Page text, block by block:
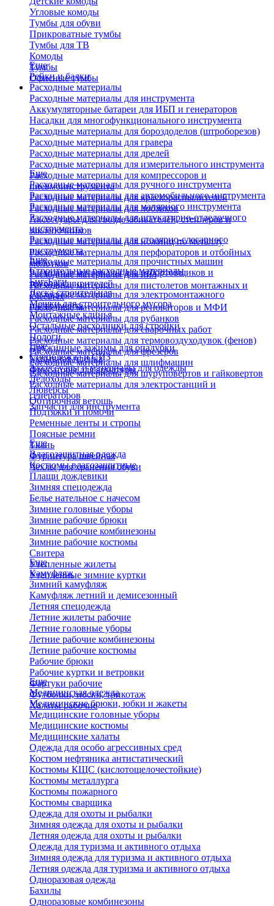
Угловые комоды
Тумбы для обуви
Прикроватные тумбы
Тумбы для ТВ
Комоды
Тумбы
Офисные тумбы
Еще
Рейки и балки
Расходные материалы
Расходные материалы для инструмента
Аккумуляторные батареи для ИБП и генераторов
Насадки для многофункционального инструмента
Расходные материалы для бороздоделов (штроборезов)
Расходные материалы для гравера
Расходные материалы для дрелей
Расходные материалы для измерительного инструмента
Расходные материалы для компрессоров и
пневмоинструмента
Расходные материалы для краскораспылителей
Расходные материалы для лобзиков
Аксессуары для гвоздезабивателей, степлеров и
заклепочников
Расходные материалы для ножниц по металлу
Расходные материалы для перфораторов и отбойных
молотков
Расходные материалы для пил
Расходные материалы для пистолетов монтажных и
клеевых
Расходные материалы для реноваторов и МФИ
Расходные материалы для рубанков
Расходные материалы для сварочных работ
Расходные материалы для термовоздуходувок (фенов)
Расходные материалы для фрезеров
Расходные материалы для шлифмашин
Расходные материалы для шуруповертов и гайковертов
Расходные материалы для электростанций и
генераторов
Запчасти для инструмента
Еще
Расходные материалы для ручного инструмента
Расходные материалы для автомобильного инструмента
Расходные материалы для малярного инструмента
Расходные материалы для штукатурно-отделочного
инструмента
Расходные материалы для столярно-слесарного
инструмента
Расходные материалы для прочистных машин
Расходные материалы для отбортовщиков и
труборасширителей
Расходные материалы для электромонтажного
инструмента
Еще
Строительные расходные материалы
Биг-Бэги
Леска строительная
Мешки для строительного мусора
Монтажные клинья
Остальные расходники для стройки
Пологи
Пружинные зажимы для опалубки
Укрывная пленка
Фиксаторы для арматуры
Еще
Спецодежда и СИЗ
Аксессуары и материалы для одежды
Ледоходы
Люверсы
Обтирочная ветошь
Подтяжки и помочи
Ременные ленты и стропы
Поясные ремни
Ткань
Фурнитура швейная
Чехлы для хранения обуви
Еще
Влагозащитная одежда
Костюмы влагозащитные
Плащи дождевики
Зимняя спецодежда
Белье нательное с начесом
Зимние головные уборы
Зимние рабочие брюки
Зимние рабочие комбинезоны
Зимние рабочие костюмы
Свитера
Утепленные жилеты
Утепленные зимние куртки
Еще
Камуфляж
Зимний камуфляж
Камуфляж летний и демисезонный
Летняя спецодежда
Летние жилеты рабочие
Летние головные уборы
Летние рабочие комбинезоны
Летние рабочие костюмы
Рабочие брюки
Рабочие куртки и ветровки
Фартуки рабочие
Футболки, носки, трикотаж
Халаты рабочие
Еще
Медицинская одежда
Медицинские брюки, юбки и жакеты
Медицинские головные уборы
Медицинские костюмы
Медицинские халаты
Одежда для особо агрессивных сред
Костюм нефтяника антистатический
Костюмы КЩС (кислотощелочестойкие)
Костюмы металлурга
Костюмы пожарного
Костюмы сварщика
Одежда для охоты и рыбалки
Зимняя одежда для охоты и рыбалки
Летняя одежда для охоты и рыбалки
Одежда для туризма и активного отдыха
Зимняя одежда для туризма и активного отдыха
Летняя одежда для туризма и активного отдыха
Одноразовая одежда
Бахилы
Одноразовые комбинезоны